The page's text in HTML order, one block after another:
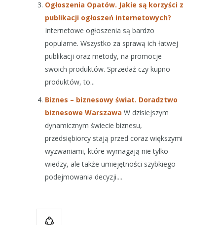
Ogłoszenia Opatów. Jakie są korzyści z
publikacji ogłoszeń internetowych?
Internetowe ogłoszenia są bardzo
popularne. Wszystko za sprawą ich łatwej
publikacji oraz metody, na promocje
swoich produktów. Sprzedaż czy kupno
produktów, to...
Biznes – biznesowy świat. Doradztwo
biznesowe Warszawa W dzisiejszym
dynamicznym świecie biznesu,
przedsiębiorcy stają przed coraz większymi
wyzwaniami, które wymagają nie tylko
wiedzy, ale także umiejętności szybkiego
podejmowania decyzji....